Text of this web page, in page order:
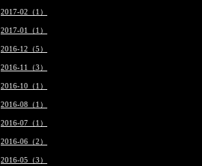
2017-02（1）
2017-01（1）
2016-12（5）
2016-11（3）
2016-10（1）
2016-08（1）
2016-07（1）
2016-06（2）
2016-05（3）